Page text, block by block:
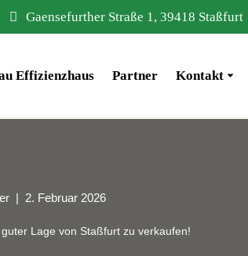
Gaensefurther Straße 1, 39418 Staßfurt
Effizienzhaus Partner Kontakt
2. Februar 2026
Lage von Staßfurt zu verkaufen!